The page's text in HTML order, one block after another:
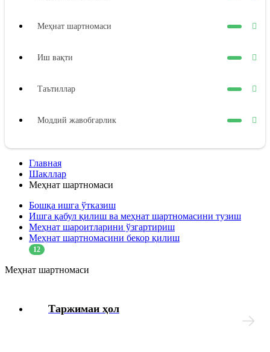
Меҳнат шартномаси
Иш вақти
Таътиллар
Моддий жавобгарлик
Ходимнинг моддий жавобгарлиги
Интизомий жазо
Меҳнат муҳофазаси
Тиббий кўрик
Ходимларнинг ижтимоий таъминоти
Моддий ёрдам
Главная
Шакллар
Меҳнат шартномаси
Бошқа ишга ўтказиш
Ишга қабул қилиш ва меҳнат шартномасини тузиш
Меҳнат шароитларини ўзгартириш
Меҳнат шартномасини бекор қилиш
12
Меҳнат шартномаси
Таржимаи ҳол